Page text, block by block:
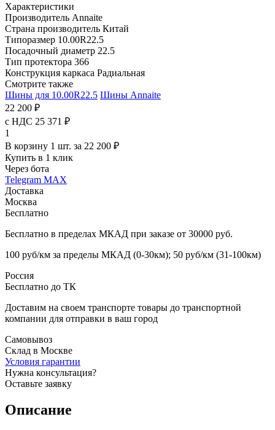
Характеристики
Производитель Annaite
Страна производитель Китай
Типоразмер 10.00R22.5
Посадочный диаметр 22.5
Тип протектора 366
Конструкция каркаса Радиальная
Смотрите также
Шины для 10.00R22.5 Шины Annaite
22 200 ₽
с НДС 25 371 ₽
1
В корзину 1 шт. за 22 200 ₽
Купить в 1 клик
Через бота
Telegram MAX
Доставка
Москва
Бесплатно
Бесплатно в пределах МКАД при заказе от 30000 руб.
100 руб/км за пределы МКАД (0-30км); 50 руб/км (31-100км)
Россия
Бесплатно до ТК
Доставим на своем транспорте товары до транспортной
компании для отправки в ваш город
Самовывоз
Склад в Москве
Условия гарантии
Нужна консультация?
Оставьте заявку
Описание